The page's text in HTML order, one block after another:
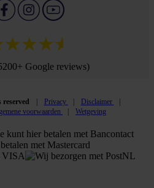
Google reviews)
Privacy
Disclaimer
voorwaarden Wetgeving